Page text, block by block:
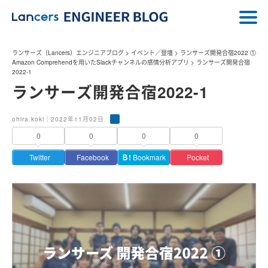
ランサーズ（Lancers）エンジニアブログ > イベント／登壇 > ランサーズ開発合宿2022 ①
Amazon Comprehendを用いたSlackチャンネルの感情分析アプリ > ランサーズ開発合宿
2022-1
ランサーズ開発合宿2022-1
ohira.koki｜2022年11月02日
0
Twitter
0
Facebook
0
Ｂ! Bookmark
0
Pocket